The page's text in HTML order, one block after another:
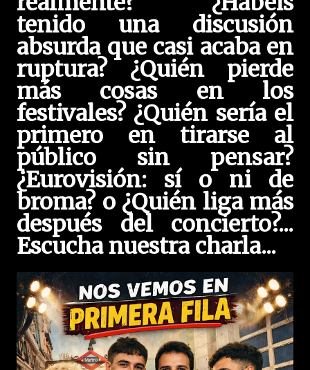
tenido una discusión
absurda que casi acaba en
ruptura? ¿Quién pierde
más cosas en los
festivales? ¿Quién sería el
primero en tirarse al
público sin pensar?
¿Eurovisión: sí o ni de
broma? o ¿Quién liga más
después del concierto?...
Escucha nuestra charla...